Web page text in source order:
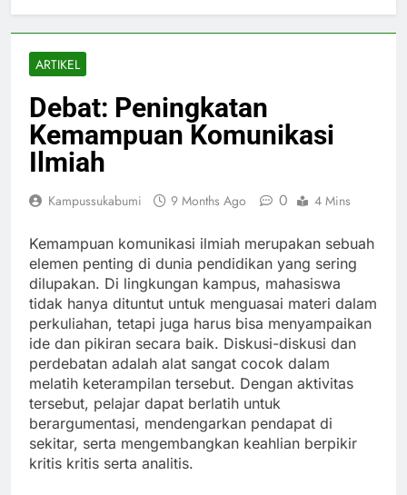
ARTIKEL
Debat: Peningkatan
Kemampuan Komunikasi
Ilmiah
Kampussukabumi 9 Months Ago 0 4 Mins
Kemampuan komunikasi ilmiah merupakan sebuah
elemen penting di dunia pendidikan yang sering
dilupakan. Di lingkungan kampus, mahasiswa
tidak hanya dituntut untuk menguasai materi dalam
perkuliahan, tetapi juga harus bisa menyampaikan
ide dan pikiran secara baik. Diskusi-diskusi dan
perdebatan adalah alat sangat cocok dalam
melatih keterampilan tersebut. Dengan aktivitas
tersebut, pelajar dapat berlatih untuk
berargumentasi, mendengarkan pendapat di
sekitar, serta mengembangkan keahlian berpikir
kritis kritis serta analitis.